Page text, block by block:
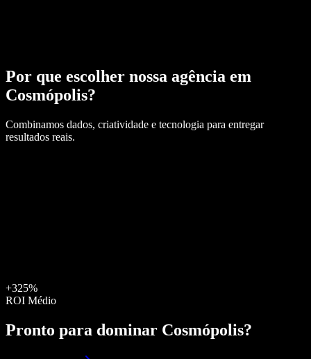
Por que escolher nossa agência em
Cosmópolis?
Combinamos dados, criatividade e tecnologia para entregar
resultados reais.
+325%
ROI Médio
Pronto para dominar Cosmópolis?